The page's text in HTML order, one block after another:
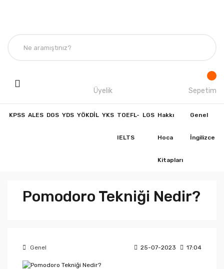
Üyelik Sepetim
KPSS ALES DGS YDS YÖKDİL YKS TOEFL-
IELTS
LGS Hakkı
Hoca
Kitapları
Genel
İngilizce
Pomodoro Tekniği Nedir?
Genel 25-07-2023 17:04